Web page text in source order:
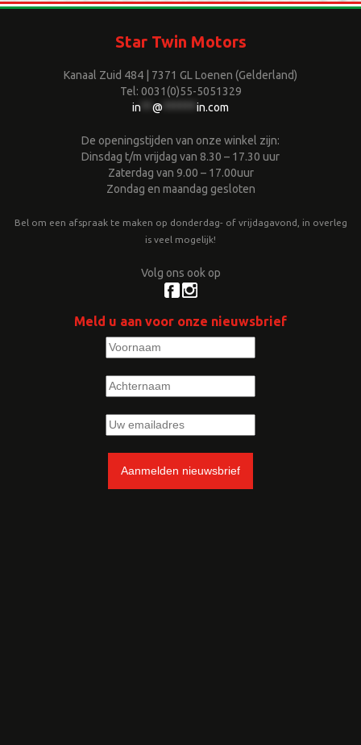
Star Twin Motors
Kanaal Zuid 484 | 7371 GL Loenen (Gelderland)
Tel: 0031(0)55-5051329
in
@ in.com
De openingstijden van onze winkel zijn:
Dinsdag t/m vrijdag van 8.30 – 17.30 uur
Zaterdag van 9.00 – 17.00uur
Zondag en maandag gesloten
Bel om een afspraak te maken op donderdag- of vrijdagavond, in overleg
is veel mogelijk!
Volg ons ook op
Meld u aan voor onze nieuwsbrief